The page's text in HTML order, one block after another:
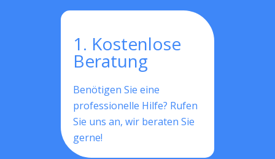
1. Kostenlose
Beratung
Benötigen Sie eine
professionelle Hilfe? Rufen
Sie uns an, wir beraten Sie
gerne!